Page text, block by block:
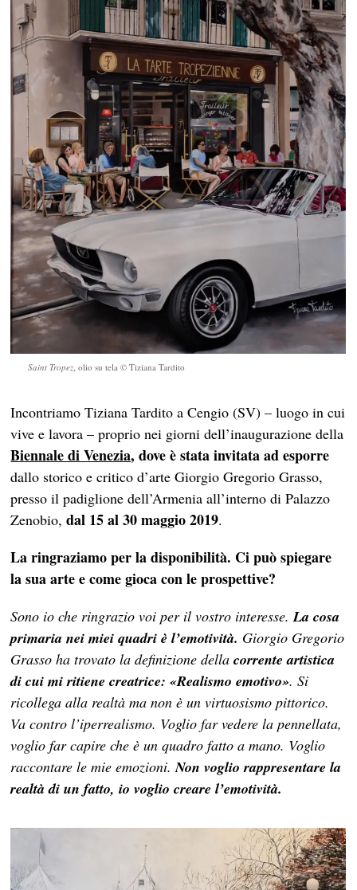
Saint Tropez, olio su tela © Tiziana Tardito
Incontriamo Tiziana Tardito a Cengio (SV) – luogo in cui
vive e lavora – proprio nei giorni dell’inaugurazione della
Biennale di Venezia, dove è stata invitata ad esporre
dallo storico e critico d’arte Giorgio Gregorio Grasso,
presso il padiglione dell’Armenia all’interno di Palazzo
Zenobio,dal 15 al 30 maggio 2019.
La ringraziamo per la disponibilità. Ci può spiegare
la sua arte e come gioca con le prospettive?
Sono io che ringrazio voi per il vostro interesse.La cosa
primaria nei miei quadri è l’emotività. Giorgio Gregorio
Grasso ha trovato la definizione dellacorrente artistica
di cui mi ritiene creatrice: «Realismo emotivo». Si
ricollega alla realtà ma non è un virtuosismo pittorico.
Va contro l’iperrealismo. Voglio far vedere la pennellata,
voglio far capire che è un quadro fatto a mano. Voglio
raccontare le mie emozioni.Non voglio rappresentare la
realtà di un fatto, io voglio creare l’emotività.